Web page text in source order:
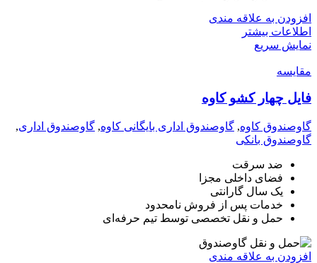
افزودن به علاقه مندی
اطلاعات بیشتر
نمایش سریع
مقايسه
فایل چهار کشو کاوه
گاوصندوق کاوه, گاوصندوق اداری بایگانی کاوه, گاوصندوق اداری,
گاوصندوق بانکی
ضد سرقت
فضای داخلی مجزا
یک سال گارانتی
خدمات پس از فروش نامحدود
حمل و نقل تخصصی توسط تیم حرفه‌ای
افزودن به علاقه مندی